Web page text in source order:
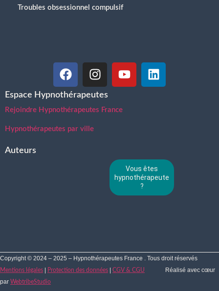
Troubles obsessionnel compulsif
Espace Hypnothérapeutes
Rejoindre Hypnothérapeutes France
Hypnothérapeutes par ville
Auteurs
Vous êtes
hypnothérapeute
?
Copyright © 2024 – 2025 – Hypnothérapeutes France . Tous droit réservés
Mentions légales | Protection des données | CGV & CGU
Réalisé avec cœur
par WebtribeStudio